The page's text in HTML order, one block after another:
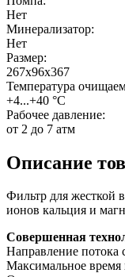
Нет
Минерализатор:
Нет
Размер:
267х96х367
Температура
+4...+40 °С
Рабочее давление:
от 2 до 7 атм
Описание
Фильтр для жесткой
ионов кальция и
Совершенная
Направление потока
Максимальное время